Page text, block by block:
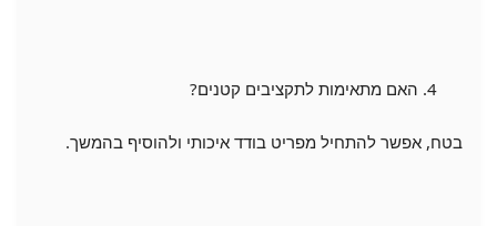
האם מתאימות לתקציבים קטנים?
בטח, אפשר להתחיל מפריט בודד איכותי ולהוסיף בהמשך.